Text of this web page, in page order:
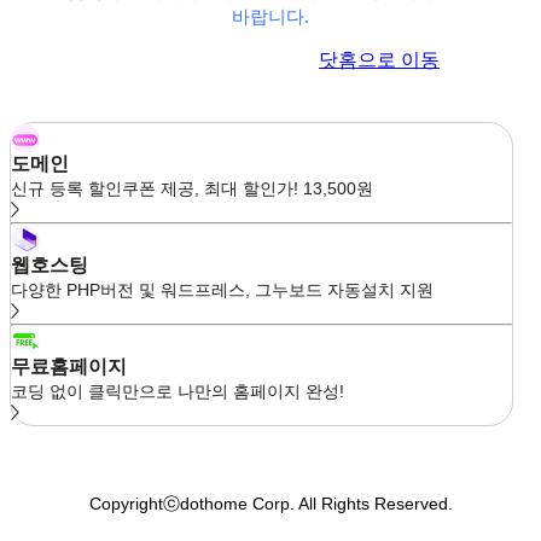
바랍니다.
닷홈으로 이동
도메인
신규 등록 할인쿠폰 제공, 최대 할인가! 13,500원
웹호스팅
다양한 PHP버전 및 워드프레스, 그누보드 자동설치 지원
무료홈페이지
코딩 없이 클릭만으로 나만의 홈페이지 완성!
Copyrightⓒdothome Corp. All Rights Reserved.